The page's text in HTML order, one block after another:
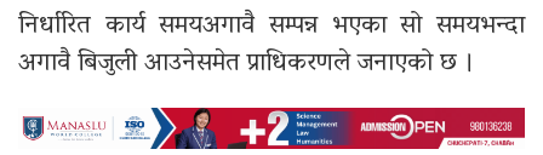
निर्धारित कार्य समयअगावै सम्पन्न भएका सो समयभन्दा
अगावै बिजुली आउनेसमेत प्राधिकरणले जनाएको छ ।